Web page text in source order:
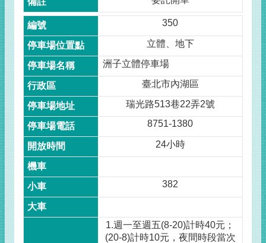
350
立體、地下
洲子立體停車場
臺北市內湖區
瑞光路513巷22弄2號
8751-1380
24小時
382
1.週一至週五(8-20)計時40元；
(20-8)計時10元，夜間時段當次